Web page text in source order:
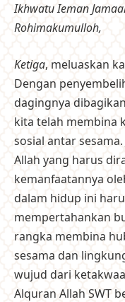
Ikhwatu Ieman
Rohimakumulloh,
Ketiga, meluaskan
Dengan
dagingnya
kita telah membina
sosial antar
Allah yang harus
kemanfaatannya
dalam hidup ini
mempertahankan
rangka membina
sesama dan
wujud dari
Alquran Allah SWT